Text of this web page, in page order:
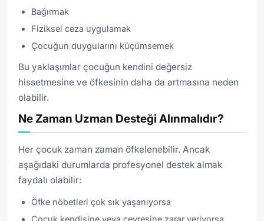
Bağırmak
Fiziksel ceza uygulamak
Çocuğun duygularını küçümsemek
Bu yaklaşımlar çocuğun kendini değersiz
hissetmesine ve öfkesinin daha da artmasına neden
olabilir.
Ne Zaman Uzman Desteği Alınmalıdır?
Her çocuk zaman zaman öfkelenebilir. Ancak
aşağıdaki durumlarda profesyonel destek almak
faydalı olabilir:
Öfke nöbetleri çok sık yaşanıyorsa
Çocuk kendisine veya çevresine zarar veriyorsa